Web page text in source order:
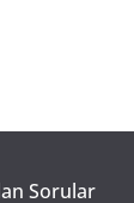
Sorular